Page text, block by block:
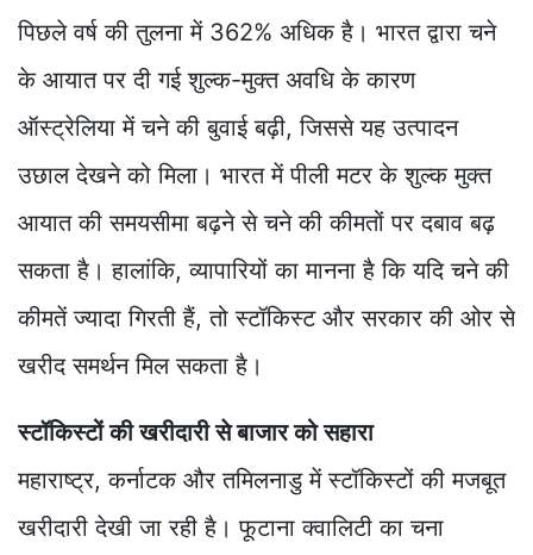
पिछले वर्ष की तुलना में 362% अधिक है। भारत द्वारा चने
के आयात पर दी गई शुल्क-मुक्त अवधि के कारण
ऑस्ट्रेलिया में चने की बुवाई बढ़ी, जिससे यह उत्पादन
उछाल देखने को मिला। भारत में पीली मटर के शुल्क मुक्त
आयात की समयसीमा बढ़ने से चने की कीमतों पर दबाव बढ़
सकता है। हालांकि, व्यापारियों का मानना है कि यदि चने की
कीमतें ज्यादा गिरती हैं, तो स्टॉकिस्ट और सरकार की ओर से
खरीद समर्थन मिल सकता है।
स्टॉकिस्टों की खरीदारी से बाजार को सहारा
महाराष्ट्र, कर्नाटक और तमिलनाडु में स्टॉकिस्टों की मजबूत
खरीदारी देखी जा रही है। फूटाना क्वालिटी का चना